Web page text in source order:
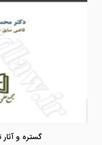
گستره و